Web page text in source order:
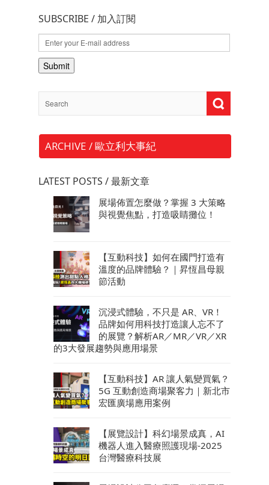
SUBSCRIBE / 加入訂閱
ARCHIVE / 歐立利大事紀
LATEST POSTS / 最新文章
展場佈置怎麼做？掌握 3 大策略
與視覺焦點，打造吸睛攤位！
【互動科技】如何在國門打造有
溫度的品牌體驗？｜昇恆昌母親
節活動
沉浸式體驗，不只是 AR、VR！
品牌如何用科技打造讓人忘不了
的展覽？解析AR／MR／VR／XR
的3大發展趨勢與應用場景
【互動科技】AR 讓人氣變買氣？
5G 互動創造商場聚客力｜新北市
宏匯廣場應用案例
【展覽設計】科幻場景成真，AI
機器人進入醫療照護現場-2025
台灣醫療科技展